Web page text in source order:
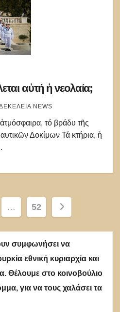
αὐτή ἡ νεολαία;
NEWS
τό βράδυ τῆς
Δοκίμων Τά κτήρια, ἡ
… 52
συμφωνήσει να
εθνική κυριαρχία και
Θέλουμε στο κοινοβούλιο
για να τους χαλάσει τα